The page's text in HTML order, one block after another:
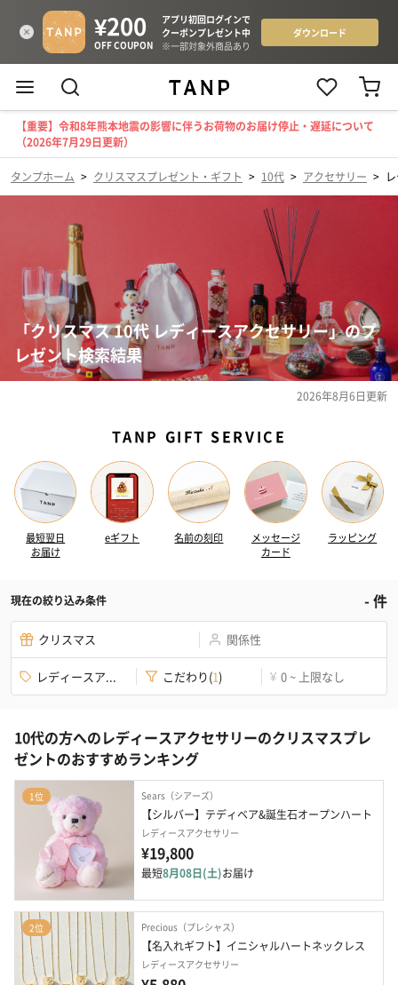
【重要】令和8年熊本地震の影響に伴うお荷物のお届け停止・遅延について
（2026年7月29日更新）
タンプホーム > クリスマスプレゼント・ギフト > 10代 > アクセサリー >
「クリスマス 10代 レディースアクセサリー」のプ
レゼント検索結果
2026年8月6日更新
TANP GIFT SERVICE
最短翌日
お届け
eギフト 名前の刻印
メッセージ
カード
ラッピング
現在の絞り込み条件 -件
クリスマス 関係性
レディースア... こだわり(1) ¥ 0 ~ 上限なし
10代の方へのレディースアクセサリーのクリスマスプレ
ゼントのおすすめランキング
1位 Sears（シアーズ）
【シルバー】テディベア&誕生石オープンハート
レディースアクセサリー
¥19,800
最短8月08日(土)お届け
2位 Precious（プレシャス）
【名入れギフト】イニシャルハートネックレス
レディースアクセサリー